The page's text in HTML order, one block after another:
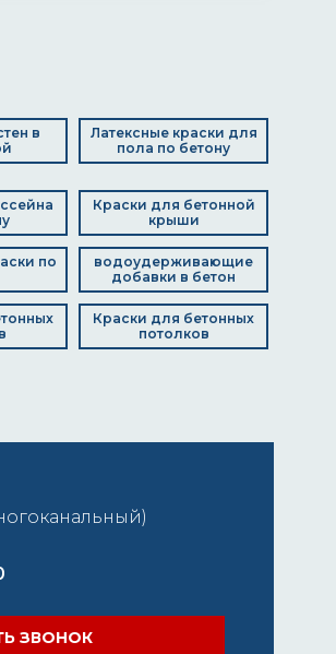
в
Латексные краски для
пола по бетону
Краски для бетонной
крыши
по
водоудерживающие
добавки в бетон
Краски для бетонных
потолков
ЗВОНОК